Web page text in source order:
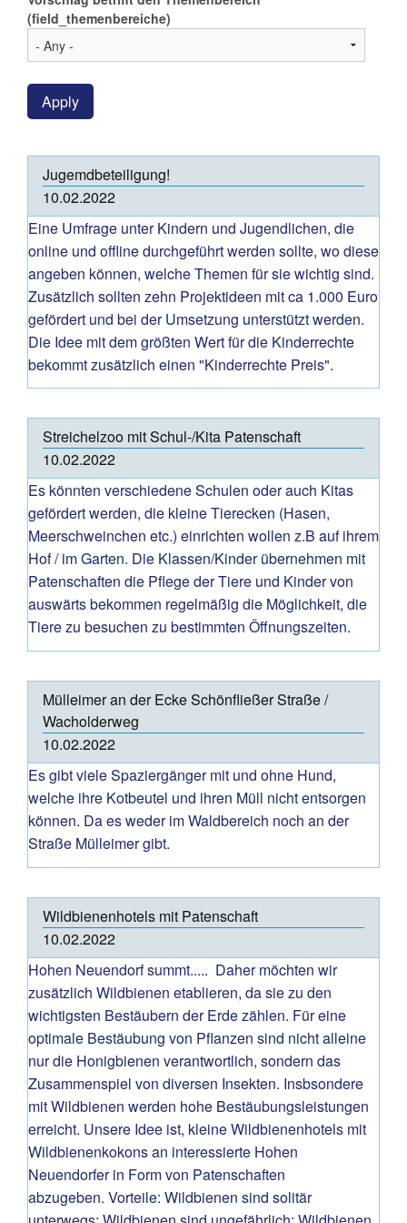
(field_themenbereiche)
Apply
Jugemdbeteiligung!
10.02.2022
Eine Umfrage unter Kindern und Jugendlichen, die
online und offline durchgeführt werden sollte, wo diese
angeben können, welche Themen für sie wichtig sind.
Zusätzlich sollten zehn Projektideen mit ca 1.000 Euro
gefördert und bei der Umsetzung unterstützt werden.
Die Idee mit dem größten Wert für die Kinderrechte
bekommt zusätzlich einen "Kinderrechte Preis".
Streichelzoo mit Schul-/Kita Patenschaft
10.02.2022
Es könnten verschiedene Schulen oder auch Kitas
gefördert werden, die kleine Tierecken (Hasen,
Meerschweinchen etc.) einrichten wollen z.B auf ihrem
Hof / im Garten. Die Klassen/Kinder übernehmen mit
Patenschaften die Pflege der Tiere und Kinder von
auswärts bekommen regelmäßig die Möglichkeit, die
Tiere zu besuchen zu bestimmten Öffnungszeiten.
Mülleimer an der Ecke Schönfließer Straße /
Wacholderweg
10.02.2022
Es gibt viele Spaziergänger mit und ohne Hund,
welche ihre Kotbeutel und ihren Müll nicht entsorgen
können. Da es weder im Waldbereich noch an der
Straße Mülleimer gibt.
Wildbienenhotels mit Patenschaft
10.02.2022
Hohen Neuendorf summt..... Daher möchten wir
zusätzlich Wildbienen etablieren, da sie zu den
wichtigsten Bestäubern der Erde zählen. Für eine
optimale Bestäubung von Pflanzen sind nicht alleine
nur die Honigbienen verantwortlich, sondern das
Zusammenspiel von diversen Insekten. Insbsondere
mit Wildbienen werden hohe Bestäubungsleistungen
erreicht. Unsere Idee ist, kleine Wildbienenhotels mit
Wildbienenkokons an interessierte Hohen
Neuendorfer in Form von Patenschaften
abzugeben. Vorteile: Wildbienen sind solitär